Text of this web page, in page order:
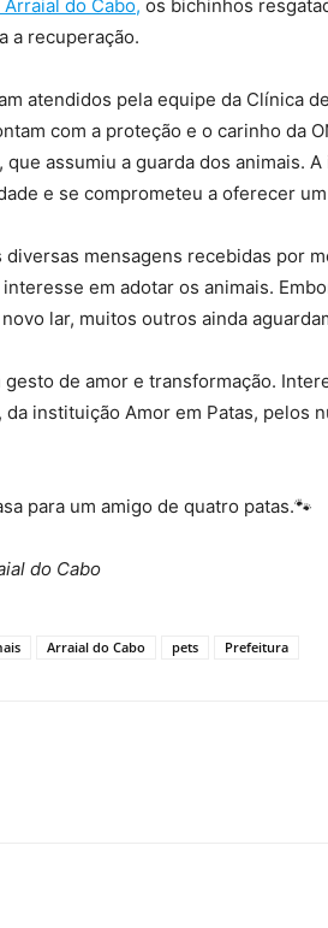
do Cabo, os bichinhos
a recuperação.
atendidos pela equipe da Clínica
com a proteção e o carinho da
que assumiu a guarda dos animais.
e se comprometeu a oferecer
mensagens recebidas por
em adotar os animais.
lar, muitos outros ainda
de amor e transformação.
instituição Amor em Patas, pelos
para um amigo de quatro patas.🐾
do Cabo
Arraial do Cabo pets Prefeitura